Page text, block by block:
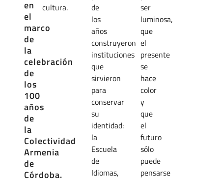
en
el
marco
de
la
celebración
de
los
100
años
de
la
Colectividad
Armenia
de
Córdoba.
cultura.
de
los
años
construyeron
instituciones
que
sirvieron
para
conservar
su
identidad:
la
Escuela
de
Idiomas,
ser
luminosa,
que
el
presente
se
hace
color
y
que
el
futuro
sólo
puede
pensarse